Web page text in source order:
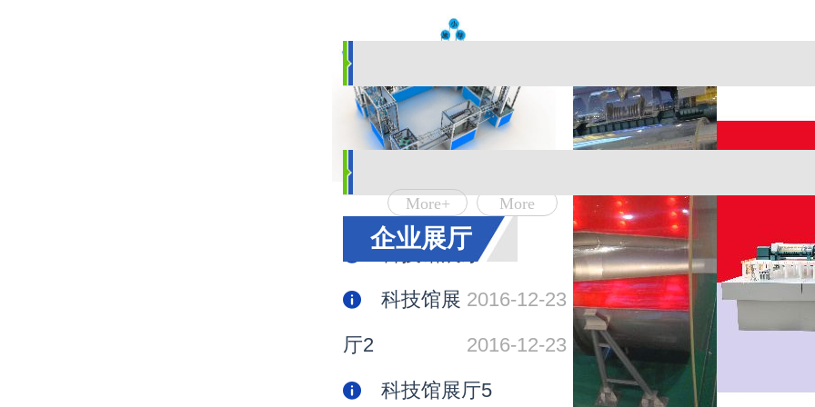
More
资讯中心
More+
企业展厅
科技馆展厅1
2016-12-23
科技馆展
厅2
2016-12-23
科技馆展厅5